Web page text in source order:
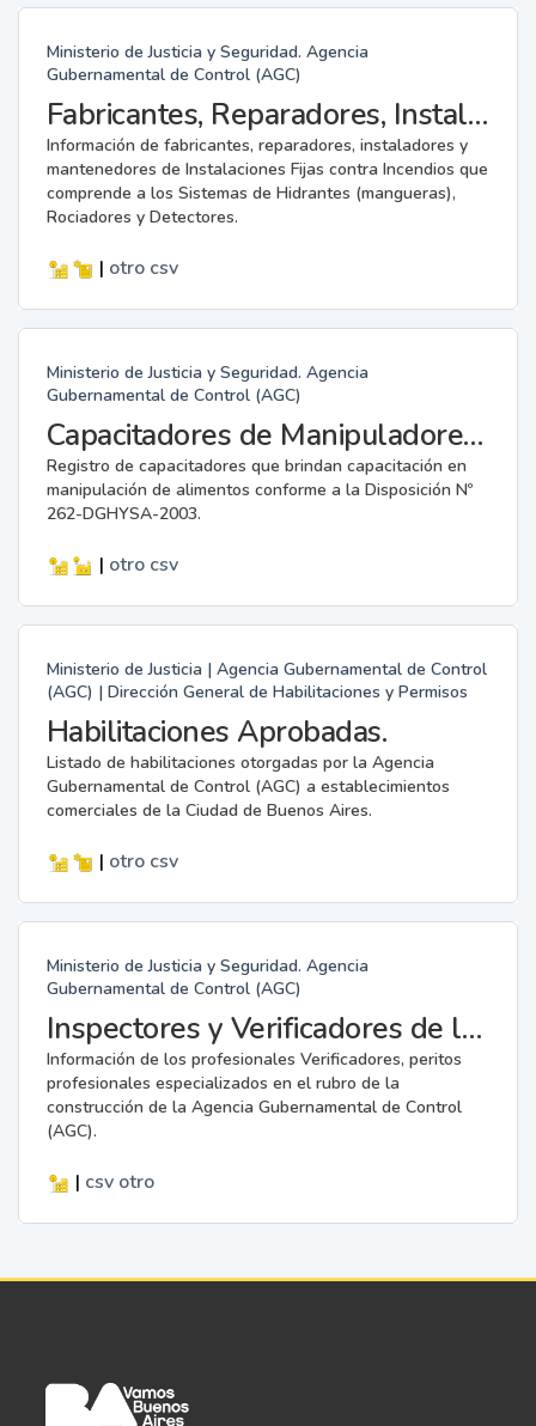
Ministerio de Justicia y Seguridad. Agencia
Gubernamental de Control (AGC)
Fabricantes, Reparadores, Instaladores y Mantenedores de Instalaciones Fijas contra Incendios.
Información de fabricantes, reparadores, instaladores y
mantenedores de Instalaciones Fijas contra Incendios que
comprende a los Sistemas de Hidrantes (mangueras),
Rociadores y Detectores.
| otro csv
Ministerio de Justicia y Seguridad. Agencia
Gubernamental de Control (AGC)
Capacitadores de Manipuladores de Alimentos.
Registro de capacitadores que brindan capacitación en
manipulación de alimentos conforme a la Disposición Nº
262-DGHYSA-2003.
| otro csv
Ministerio de Justicia | Agencia Gubernamental de Control
(AGC) | Dirección General de Habilitaciones y Permisos
Habilitaciones Aprobadas.
Listado de habilitaciones otorgadas por la Agencia
Gubernamental de Control (AGC) a establecimientos
comerciales de la Ciudad de Buenos Aires.
| otro csv
Ministerio de Justicia y Seguridad. Agencia
Gubernamental de Control (AGC)
Inspectores y Verificadores de la AGC
Información de los profesionales Verificadores, peritos
profesionales especializados en el rubro de la
construcción de la Agencia Gubernamental de Control
(AGC).
| csv otro